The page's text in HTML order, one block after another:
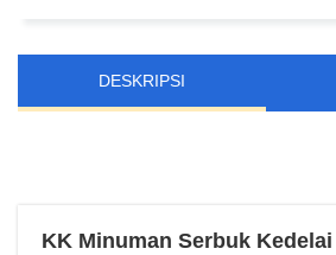
DESKRIPSI
KK Minuman Serbuk